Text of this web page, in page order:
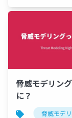
脅威モデリン
に？
脅威モデ